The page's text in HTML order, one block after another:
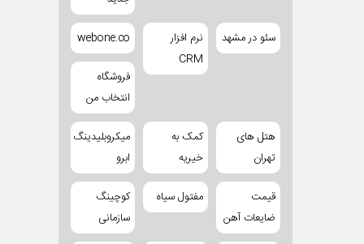
سئو در مشهد
نرم افزار
CRM
webone.co
فروشگاه
انتخاب من
هتل های
تهران
کمک به
خیریه
میکروبلیدینگ
ابرو
قیمت
ضایعات آهن
مفتول سیاه
کوچینگ
سازمانی